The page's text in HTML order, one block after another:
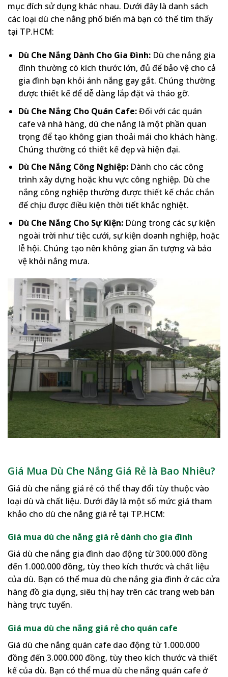
mục đích sử dụng khác nhau. Dưới đây là danh sách
các loại dù che nắng phổ biến mà bạn có thể tìm thấy
tại TP.HCM:
Dù Che Nắng Dành Cho Gia Đình:Dù che nắng gia
đình thường có kích thước lớn, đủ để bảo vệ cho cả
gia đình bạn khỏi ánh nắng gay gắt. Chúng thường
được thiết kế để dễ dàng lắp đặt và tháo gỡ.
Dù Che Nắng Cho Quán Cafe:Đối với các quán
cafe và nhà hàng, dù che nắng là một phần quan
trọng để tạo không gian thoải mái cho khách hàng.
Chúng thường có thiết kế đẹp và hiện đại.
Dù Che Nắng Công Nghiệp:Dành cho các công
trình xây dựng hoặc khu vực công nghiệp. Dù che
nắng công nghiệp thường được thiết kế chắc chắn
để chịu được điều kiện thời tiết khắc nghiệt.
Dù Che Nắng Cho Sự Kiện:Dùng trong các sự kiện
ngoài trời như tiệc cưới, sự kiện doanh nghiệp, hoặc
lễ hội. Chúng tạo nên không gian ấn tượng và bảo
vệ khỏi nắng mưa.
Giá Mua Dù Che Nắng Giá Rẻ là Bao Nhiêu?
Giá dù che nắng giá rẻ có thể thay đổi tùy thuộc vào
loại dù và chất liệu. Dưới đây là một số mức giá tham
khảo cho dù che nắng giá rẻ tại TP.HCM:
Giá mua dù che nắng giá rẻ dành cho gia đình
Giá dù che nắng gia đình dao động từ 300.000 đồng
đến 1.000.000 đồng, tùy theo kích thước và chất liệu
của dù. Bạn có thể mua dù che nắng gia đình ở các cửa
hàng đồ gia dụng, siêu thị hay trên các trang web bán
hàng trực tuyến.
Giá mua dù che nắng giá rẻ cho quán cafe
Giá dù che nắng quán cafe dao động từ 1.000.000
đồng đến 3.000.000 đồng, tùy theo kích thước và thiết
kế của dù. Bạn có thể mua dù che nắng quán cafe ở